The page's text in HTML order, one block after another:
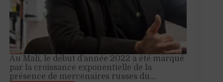
Au Mali, le début d’année 2022 a été marqué
par la croissance exponentielle de la
présence de mercenaires russes du…